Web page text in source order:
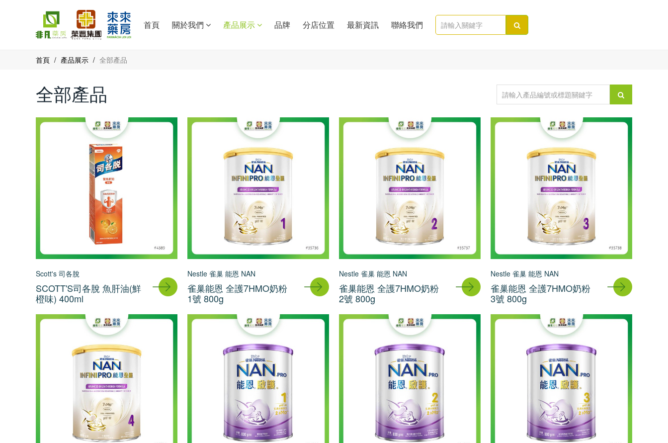
首頁 關於我們 產品展示 品牌 分店位置 最新資訊 聯絡我們
首頁 / 產品展示 / 全部產品
全部產品
Scott's 司各脫
SCOTT'S司各脫 魚肝油(鮮
橙味) 400ml
Nestle 雀巢 能恩 NAN
雀巢能恩 全護7HMO奶粉
1號 800g
Nestle 雀巢 能恩 NAN
雀巢能恩 全護7HMO奶粉
2號 800g
Nestle 雀巢 能恩 NAN
雀巢能恩 全護7HMO奶粉
3號 800g